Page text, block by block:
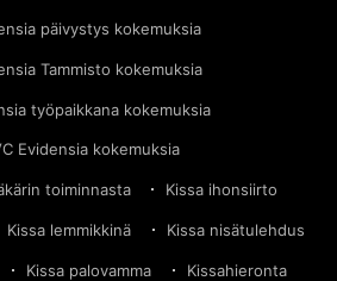
päivystys kokemuksia
Tammisto kokemuksia
työpaikkana kokemuksia
Evidensia kokemuksia
toiminnasta Kissa ihonsiirto
Kissa lemmikkinä Kissa nisätulehdus
Kissa palovamma Kissahieronta